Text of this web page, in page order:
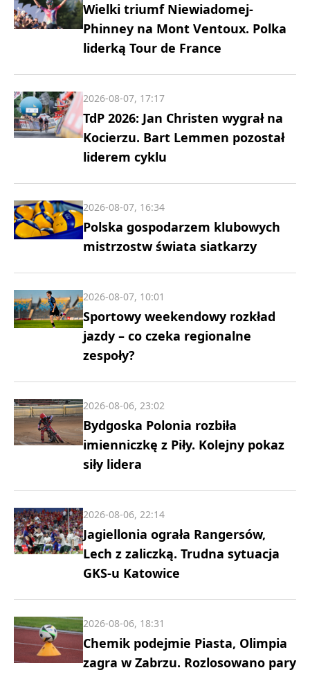
Wielki triumf Niewiadomej-
Phinney na Mont Ventoux. Polka
liderką Tour de France
TdP 2026: Jan Christen wygrał na
Kocierzu. Bart Lemmen pozostał
liderem cyklu
2026-08-07, 17:17
Polska gospodarzem klubowych
mistrzostw świata siatkarzy
2026-08-07, 16:34
Sportowy weekendowy rozkład
jazdy – co czeka regionalne
zespoły?
2026-08-07, 10:01
Bydgoska Polonia rozbiła
imienniczkę z Piły. Kolejny pokaz
siły lidera
2026-08-06, 23:02
Jagiellonia ograła Rangersów,
Lech z zaliczką. Trudna sytuacja
GKS-u Katowice
2026-08-06, 22:14
Chemik podejmie Piasta, Olimpia
zagra w Zabrzu. Rozlosowano pary
2026-08-06, 18:31